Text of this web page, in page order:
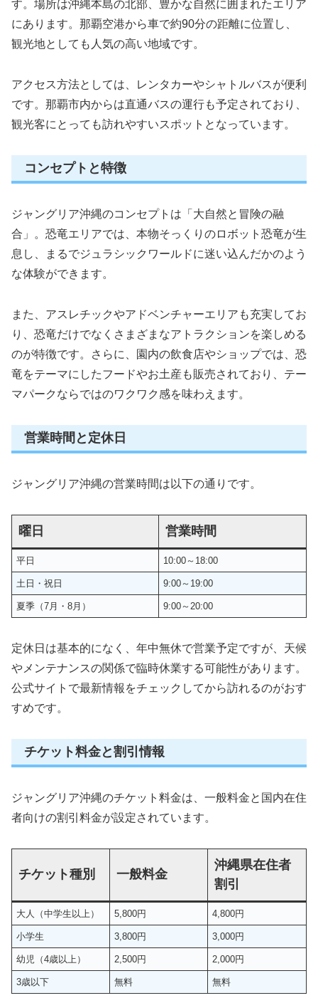
す。場所は沖縄本島の北部、豊かな自然に囲まれたエリア
にあります。那覇空港から車で約90分の距離に位置し、
観光地としても人気の高い地域です。
アクセス方法としては、レンタカーやシャトルバスが便利
です。那覇市内からは直通バスの運行も予定されており、
観光客にとっても訪れやすいスポットとなっています。
コンセプトと特徴
ジャングリア沖縄のコンセプトは「大自然と冒険の融
合」。恐竜エリアでは、本物そっくりのロボット恐竜が生
息し、まるでジュラシックワールドに迷い込んだかのよう
な体験ができます。
また、アスレチックやアドベンチャーエリアも充実してお
り、恐竜だけでなくさまざまなアトラクションを楽しめる
のが特徴です。さらに、園内の飲食店やショップでは、恐
竜をテーマにしたフードやお土産も販売されており、テー
マパークならではのワクワク感を味わえます。
営業時間と定休日
ジャングリア沖縄の営業時間は以下の通りです。
曜日 営業時間
平日 10:00～18:00
土日・祝日 9:00～19:00
夏季（7月・8月） 9:00～20:00
定休日は基本的になく、年中無休で営業予定ですが、天候
やメンテナンスの関係で臨時休業する可能性があります。
公式サイトで最新情報をチェックしてから訪れるのがおす
すめです。
チケット料金と割引情報
ジャングリア沖縄のチケット料金は、一般料金と国内在住
者向けの割引料金が設定されています。
チケット種別 一般料金
沖縄県在住者
割引
大人（中学生以上） 5,800円 4,800円
小学生 3,800円 3,000円
幼児（4歳以上） 2,500円 2,000円
3歳以下 無料 無料